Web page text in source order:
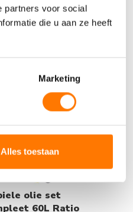
partners voor social
die u aan ze heeft
Marketing
Alles toestaan
olie set
60L Ratio